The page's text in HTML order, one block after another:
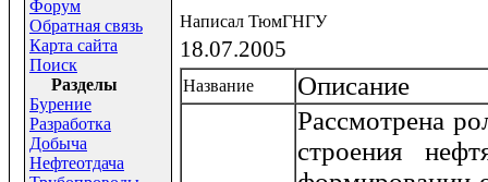
Форум
Обратная связь
Карта сайта
Поиск
Раздeлы
Бурение
Разработка
Добыча
Нефтеотдача
Написал ТюмГНГУ
18.07.2005
Название Описание
Рассмотрена
строения